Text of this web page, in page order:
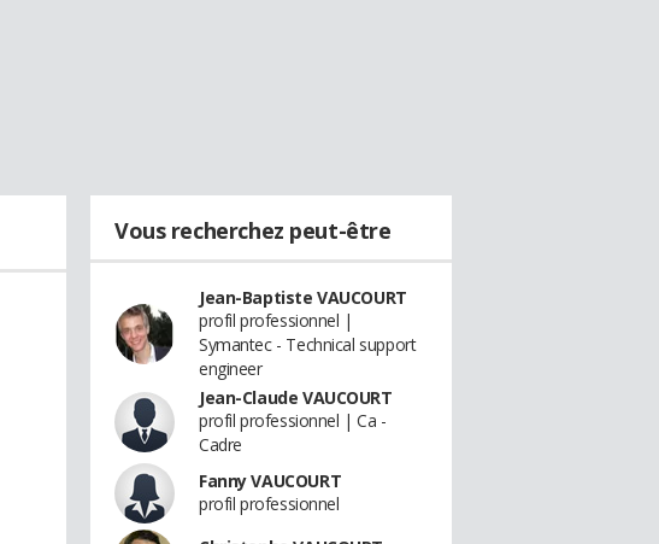
Vous recherchez peut-être
Jean-Baptiste VAUCOURT
profil professionnel |
Symantec - Technical support
engineer
Jean-Claude VAUCOURT
profil professionnel | Ca -
Cadre
Fanny VAUCOURT
profil professionnel